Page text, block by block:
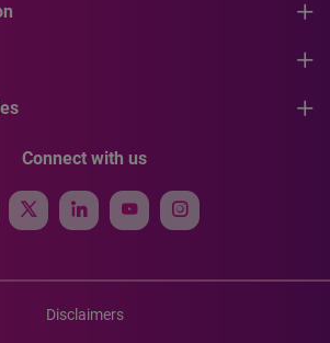
Connect with us
Disclaimers